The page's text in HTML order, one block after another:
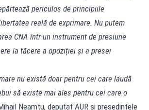
periculos de principiile
reală de exprimare. Nu putem
CNA într-un instrument de presiune
la tăcere a opoziției și a presei
nu există doar pentru cei care laudă
să existe mai ales pentru cei care o
Neamțu, deputat AUR și președintele